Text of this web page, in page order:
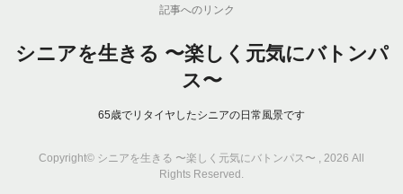
記事へのリンク
シニアを生きる 〜楽しく元気にバトンパ
ス〜
65歳でリタイヤしたシニアの日常風景です
Copyright© シニアを生きる 〜楽しく元気にバトンパス〜 , 2026 All
Rights Reserved.